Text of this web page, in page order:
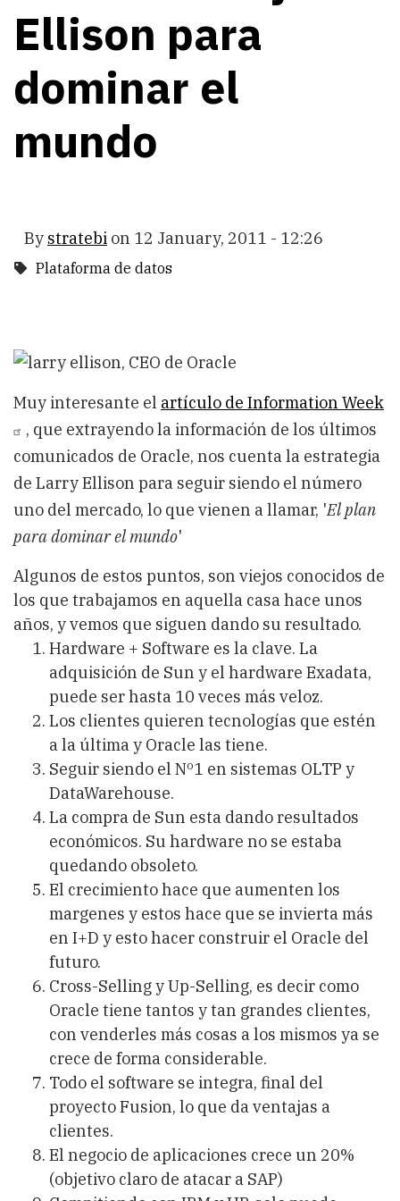
Ellison para
dominar el
mundo
By stratebi on 12 January, 2011 - 12:26
Plataforma de datos
Muy interesante el artículo de Information Week
, que extrayendo la información de los últimos
comunicados de Oracle, nos cuenta la estrategia
de Larry Ellison para seguir siendo el número
uno del mercado, lo que vienen a llamar, 'El plan
para dominar el mundo'
Algunos de estos puntos, son viejos conocidos de
los que trabajamos en aquella casa hace unos
años, y vemos que siguen dando su resultado.
Hardware + Software es la clave. La
adquisición de Sun y el hardware Exadata,
puede ser hasta 10 veces más veloz.
Los clientes quieren tecnologías que estén
a la última y Oracle las tiene.
Seguir siendo el Nº1 en sistemas OLTP y
DataWarehouse.
La compra de Sun esta dando resultados
económicos. Su hardware no se estaba
quedando obsoleto.
El crecimiento hace que aumenten los
margenes y estos hace que se invierta más
en I+D y esto hacer construir el Oracle del
futuro.
Cross-Selling y Up-Selling, es decir como
Oracle tiene tantos y tan grandes clientes,
con venderles más cosas a los mismos ya se
crece de forma considerable.
Todo el software se integra, final del
proyecto Fusion, lo que da ventajas a
clientes.
El negocio de aplicaciones crece un 20%
(objetivo claro de atacar a SAP)